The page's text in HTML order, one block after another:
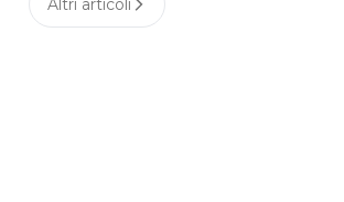
Altri articoli